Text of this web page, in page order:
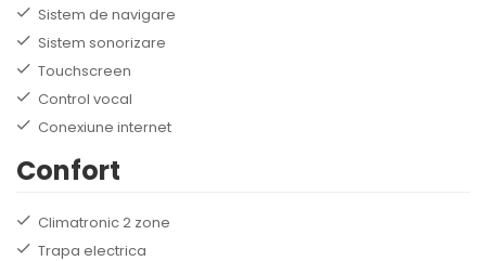
Sistem de navigare
Sistem sonorizare
Touchscreen
Control vocal
Conexiune internet
Confort
Climatronic 2 zone
Trapa electrica